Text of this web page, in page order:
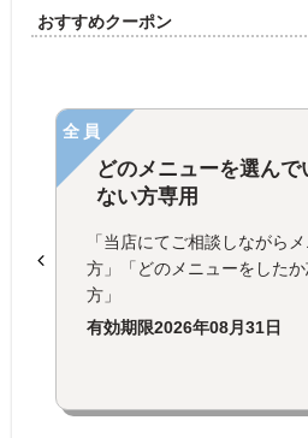
おすすめクーポン
全員
どのメニューを選んで
ない方専用
「当店にてご相談しながら
方」「どのメニューをした
方」
有効期限2026年08月31日